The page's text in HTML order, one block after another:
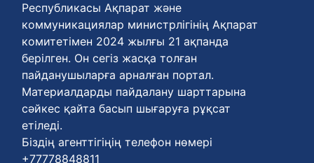
Республикасы Ақпарат және
коммуникациялар министрлігінің Ақпарат
комитетімен 2024 жылғы 21 ақпанда
берілген. Он сегіз жасқа толған
пайданушыларға арналған портал.
Материалдарды пайдалану шарттарына
сәйкес қайта басып шығаруға рұқсат
етіледі.
Біздің агенттігіңің телефон нөмері
+77778848811